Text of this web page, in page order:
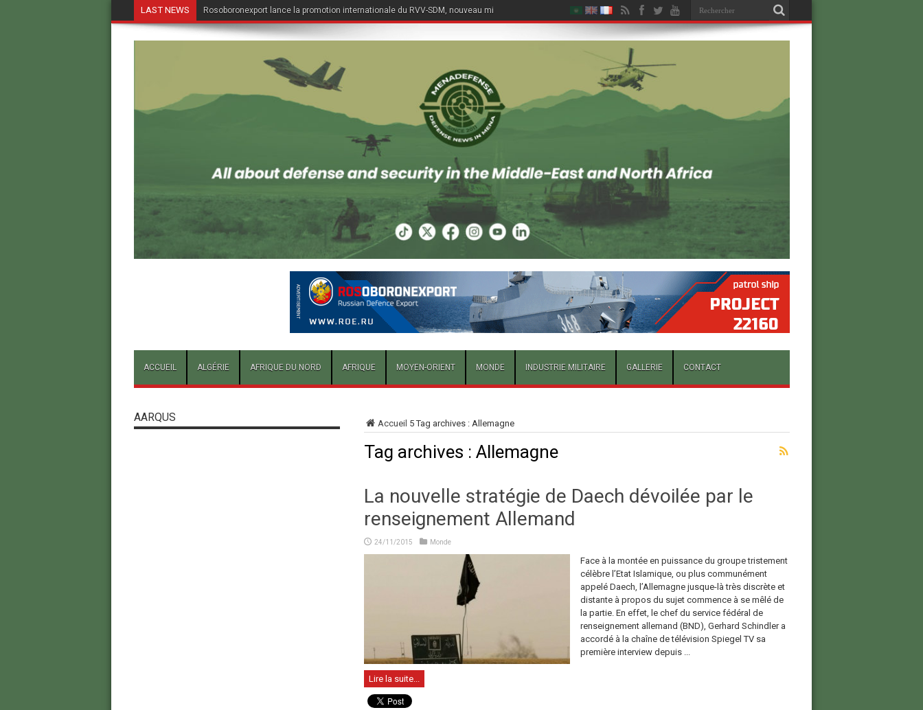
LAST NEWS Rosoboronexport lance la promotion internationale du RVV-SDM, nouveau missile air-air du Su-57E
ACCUEIL ALGÉRIE AFRIQUE DU NORD AFRIQUE MOYEN-ORIENT MONDE INDUSTRIE MILITAIRE GALLERIE CONTACT
Accueil 5Tag archives : Allemagne
Tag archives : Allemagne
La nouvelle stratégie de Daech dévoilée par le
renseignement Allemand
24/11/2015 Monde
Face à la montée en puissance du groupe tristement
célèbre l’Etat Islamique, ou plus communément
appelé Daech, l’Allemagne jusque-là très discrète et
distante à propos du sujet commence à se mêlé de
la partie. En effet, le chef du service fédéral de
renseignement allemand (BND), Gerhard Schindler a
accordé à la chaîne de télévision Spiegel TV sa
première interview depuis ...
Lire la suite...
AARQUS